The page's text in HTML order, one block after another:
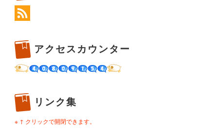
アクセスカウンター
リンク集
※ ↑ クリックで開閉できます。